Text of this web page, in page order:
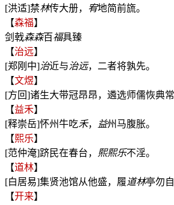
[洪适]禁林传大册， 宥地简前旒。
【森福】
剑戟森森百福具臻
【治远】
[郑刚中]治近与治远，二者将孰先。
【文煜】
[方回]诸生大带冠昂昂，遴选师儒恢典常
【益禾】
[释崇岳]怀州牛吃禾， 益州马腹胀。
【熙乐】
[范仲淹]跻民在春台，
熙熙乐不淫。
【道林】
[白居易]集贤池馆从他盛，履道林亭勿自
【开来】